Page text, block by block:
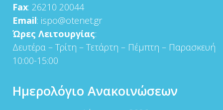
Fax: 26210 20044
Email: ispo@otenet.gr
Ώρες Λειτουργίας:
Δευτέρα – Τρίτη – Τετάρτη – Πέμπτη – Παρασκευή
10:00-15:00
Ημερολόγιο Ανακοινώσεων